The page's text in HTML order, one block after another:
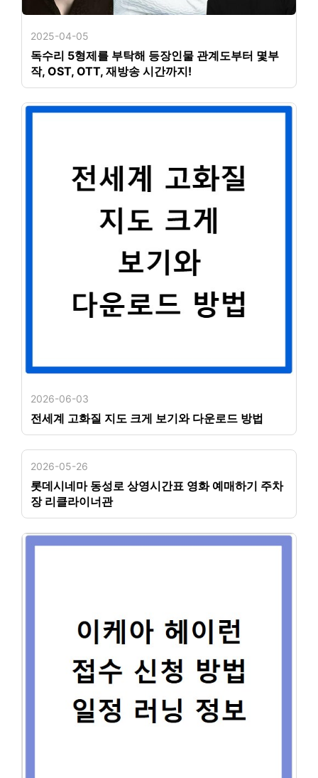
2025-04-05
독수리 5형제를 부탁해 등장인물 관계도부터 몇부
작, OST, OTT, 재방송 시간까지!
2026-06-03
전세계 고화질 지도 크게 보기와 다운로드 방법
2026-05-26
롯데시네마 동성로 상영시간표 영화 예매하기 주차
장 리클라이너관